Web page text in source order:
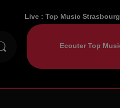
Live :Top Music Strasbourg